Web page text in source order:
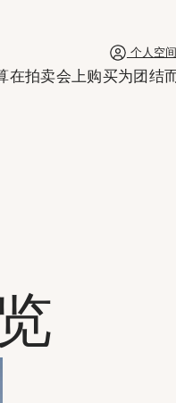
新窗口个人空间
在拍卖会上购买为团结